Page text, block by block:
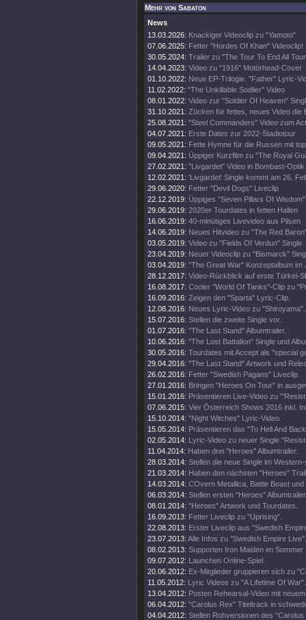
Mehr von Sabaton
News
13.03.2026: Knackiger Videoclip zu "Yamoto"
07.06.2025: Fetter "Hordes Of Khan" Videoclip!
30.05.2024: Trailer zu "The Tour To End All
14.04.2023: Video zu "1916" Motörhead-Cover
01.10.2022: Neue EP-Trilogie. "Father" Lyric-
11.02.2022: "The Unkillable Sodlier" Video
08.01.2022: Video zur "Soldier Of Heaven"
31.10.2021: Zücken für fettes, neues Video die
25.08.2021: "Steel Commanders" Video zum
04.07.2021: Erste Dates zur 2022-Stadiotour
09.05.2021: Fette Hymne für die Russen mit
09.04.2021: Üppiger Kurzfilm zu "The Royal
27.02.2021: "Livgardet" Video in Bombast-Optik
12.02.2021: 'Livgardet' Single kommt am 26.
29.06.2020: Fetter "Devil Dogs" Liveclip
22.12.2019: Üppiges "Seven Pillars Of
29.06.2019: 2020er Tourdates in fetten Hallen
16.06.2019: 40-minütiges Livevideo aus Pilsen
14.06.2019: Neues Hitvideo zu "The Red
03.05.2019: Video zu "Fields Of Verdun" Single
23.04.2019: Neuer Videoclip zu "Bismarck"
03.04.2019: "The Great War" Konzeptalbum im
28.12.2017: Video-Rückblick auf erste Türkei-
16.08.2017: Cooler "World Of Tanks"-Clip zu
16.09.2016: Zeigen den "Sparta" Lyric-Clip.
12.08.2016: Neues Lyric-Video zu "Shiroyama".
15.07.2016: Stellen die zweite Single vor.
01.07.2016: "The Last Stand" Albumtrailer.
10.06.2016: "The Lost Battalion" Single und
30.05.2016: Tourdates mit Accept als "special
29.04.2016: "The Last Stand" Artwork und
26.02.2016: Fetter "Swedish Pagans" Liveclip.
27.01.2016: Bringen "Heroes On Tour" in
15.01.2016: Präsentieren Live-Video zu "'Resist
07.06.2015: Vier Österreich Shows 2016 inkl.
15.10.2014: "Night Witches" Lyric-Video.
15.05.2014: Präsentieren das "To Hell And
02.05.2014: Lyric-Video zu neuer Single
11.04.2014: Haben drei "Heroes" Albumtrailer.
28.03.2014: Stellen die neue Single im
21.03.2014: Haben den nächsten "Heroes"
14.03.2014: COvern Metallica, Battle Beast und
06.03.2014: Stellen ersten "Heroes"
08.01.2014: "Heroes" Artwork und Tourdates.
16.09.2013: Fetter Liveclip zu "Uprising".
22.08.2013: Erster Liveclip aus "Swedish
23.07.2013: Alle Infos zu "Swedish Empire Live".
08.02.2013: Supporten Iron Maiden im Sommer
09.07.2012: Launchen Online-Spiel
20.06.2012: Ex-Mitglieder gruppieren sich zu
11.05.2012: Lyric Videos zu "A Lifetime Of War".
13.04.2012: Posten Rehearsal-Video mit
06.04.2012: "Carolus Rex" Titeltrack in
04.04.2012: Stellen Rohversionen des